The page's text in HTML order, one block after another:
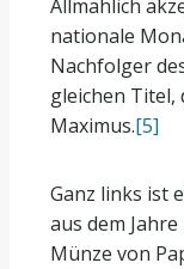
Allmählich
nationale
Nachfolger
gleichen Titel,
Maximus.[5]
Ganz links ist
aus dem
Münze von